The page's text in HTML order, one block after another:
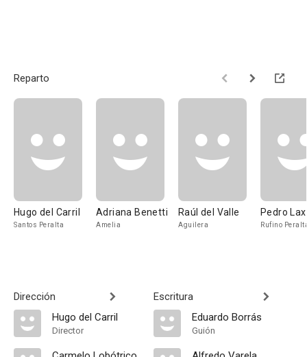
Reparto
Hugo del Carril
Santos Peralta
Adriana Benetti
Amelia
Raúl del Valle
Aguilera
Pedro
Rufino
Dirección
Hugo del Carril
Director
Escritura
Eduardo Borrás
Guión